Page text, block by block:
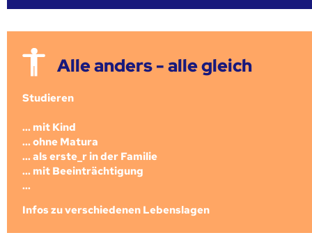
Alle anders - alle gleich
Studieren
... mit Kind
... ohne Matura
... als erste_r in der Familie
... mit Beeinträchtigung
...
Infos zu verschiedenen Lebenslagen